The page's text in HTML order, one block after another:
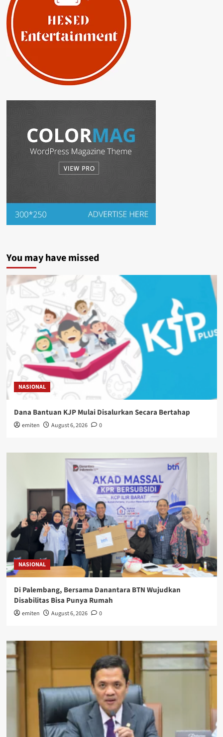
You may have missed
NASIONAL
Dana Bantuan KJP Mulai Disalurkan Secara Bertahap
emiten August 6, 2026 0
NASIONAL
Di Palembang, Bersama Danantara BTN Wujudkan
Disabilitas Bisa Punya Rumah
emiten August 6, 2026 0